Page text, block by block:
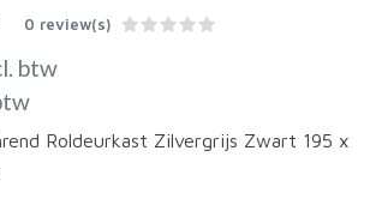
0 review(s)
btw
Roldeurkast Zilvergrijs Zwart 195 x